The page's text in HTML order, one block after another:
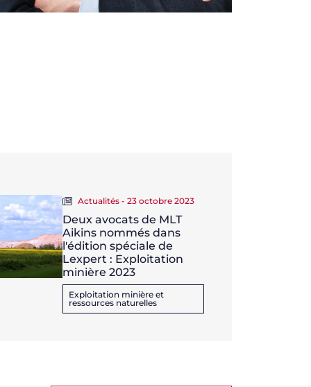
Actualités - 23 octobre 2023
Deux avocats de MLT
Aikins nommés dans
l'édition spéciale de
Lexpert : Exploitation
minière 2023
Exploitation minière et
ressources naturelles